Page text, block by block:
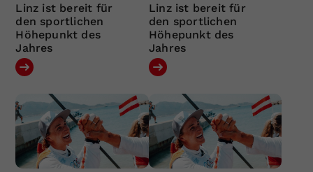
Linz ist bereit für
den sportlichen
Höhepunkt des
Jahres
Linz ist bereit für
den sportlichen
Höhepunkt des
Jahres